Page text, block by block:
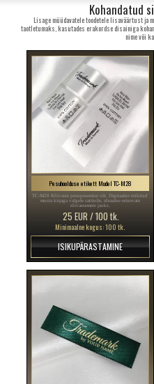
Kohandatud
Lisage müüdavatele toodetele lisaväärtust ja
taotletumaks, kasutades erakordse disainiga
nime või
Pesuhoolduse etikett Mudel TC-M28
TC-M28 Rõivaste pesupesemise silt, Digitaalne trükitud
musta kirjaga valgele satiinile, ideaalne erinevate
rõivaesemete jaoks.
25 EUR / 100 tk.
Minimaalne kogus: 100 tk.
ISIKUPÄRASTAMINE